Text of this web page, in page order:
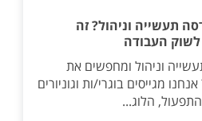
תעשייה וניהול? זה
לשוק העבודה
וניהול ומחפשים את
מגייסים בוגרי/ות וגוניורים
הלוג...